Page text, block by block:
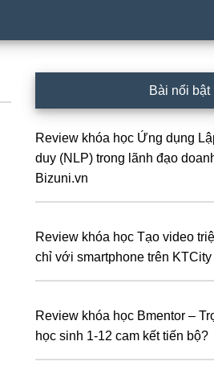
chính
Bài nổi bật
Review khóa học Ứng dụng
duy (NLP) trong lãnh đạo
Bizuni.vn
Review khóa học Tạo video
chỉ với smartphone trên KTCity
Review khóa học Bmentor –
học sinh 1-12 cam kết tiến bộ?